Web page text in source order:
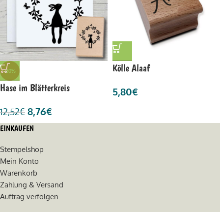
-30%
Hase im Blätterkreis
12,52€ 8,76€
Kölle Alaaf
5,80€
EINKAUFEN
Stempelshop
Mein Konto
Warenkorb
Zahlung & Versand
Auftrag verfolgen